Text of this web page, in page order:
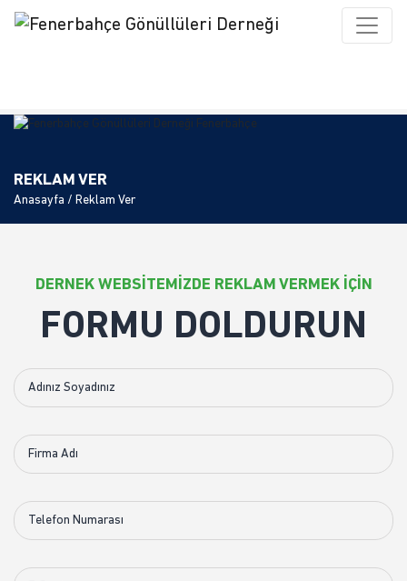
REKLAM VER
Anasayfa / Reklam Ver
DERNEK WEBSİTEMİZDE REKLAM VERMEK İÇİN
FORMU DOLDURUN